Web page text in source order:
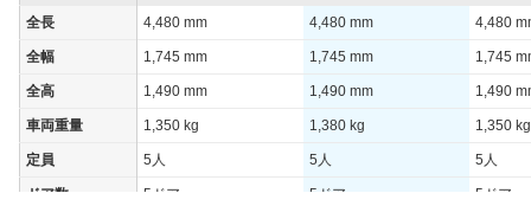
全長 4,480 mm 4,480 mm 4,480
全幅 1,745 mm 1,745 mm 1,745
全高 1,490 mm 1,490 mm 1,490
車両重量 1,350 kg 1,380 kg 1,350 kg
定員 5人 5人 5人
ドア数 5ドア 5ドア 5ドア